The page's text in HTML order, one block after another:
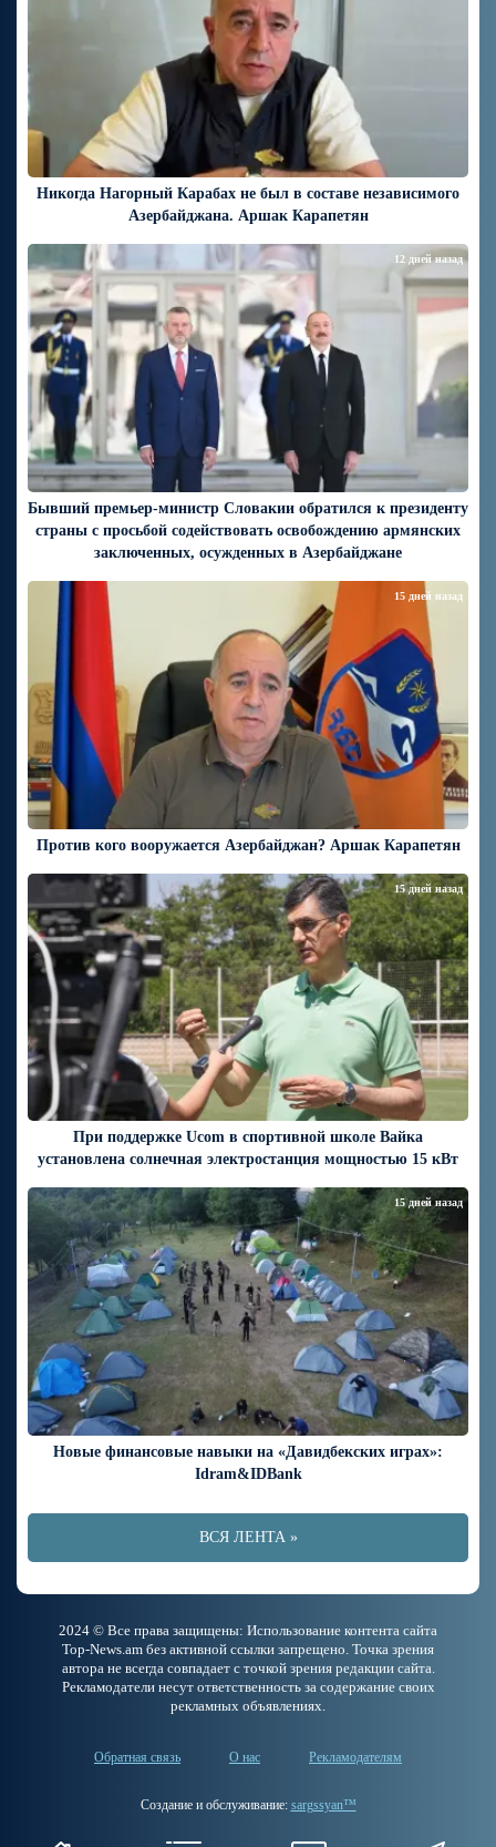
Никогда Нагорный Карабах не был в составе независимого
Азербайджана. Аршак Карапетян
Бывший премьер-министр Словакии обратился к президенту
страны с просьбой содействовать освобождению армянских
заключенных, осужденных в Азербайджане
12 дней назад
Против кого вооружается Азербайджан? Аршак Карапетян
15 дней назад
При поддержке Ucom в спортивной школе Вайка
установлена солнечная электростанция мощностью 15 кВт
15 дней назад
Новые финансовые навыки на «Давидбекских играх»:
Idram&IDBank
15 дней назад
ВСЯ ЛЕНТА »
2024 © Все права защищены: Использование контента сайта
Top-News.am без активной ссылки запрещено. Точка зрения
автора не всегда совпадает с точкой зрения редакции сайта.
Рекламодатели несут ответственность за содержание своих
рекламных объявлениях.
Обратная связь О нас Рекламодателям
Создание и обслуживание: sargssyan™